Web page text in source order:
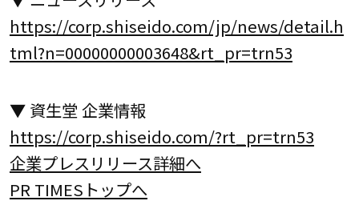
https://corp.shiseido.com/jp/news/detail.h
tml?n=00000000003648&rt_pr=trn53
▼ 資生堂 企業情報
https://corp.shiseido.com/?rt_pr=trn53
企業プレスリリース詳細へ
PR TIMESトップへ